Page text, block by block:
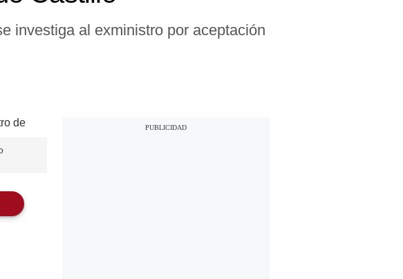
investiga al exministro por aceptación